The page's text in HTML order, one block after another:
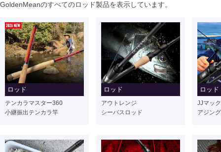
GoldenMeanのすべてのロッド製品を表示しています。
ロッド
テンカラマスター360
小継振出テンカラ竿
ロッド
アウトレンジ
シーバスロッド
ロッド
JJマック
アジン